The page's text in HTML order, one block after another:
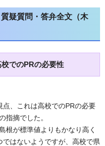
疑質問・答弁全文（木
でのPRの必要性
、これは高校でのPRの必要
指摘でした。
根が標準値よりもかなり高く
はないようですが、高校で県